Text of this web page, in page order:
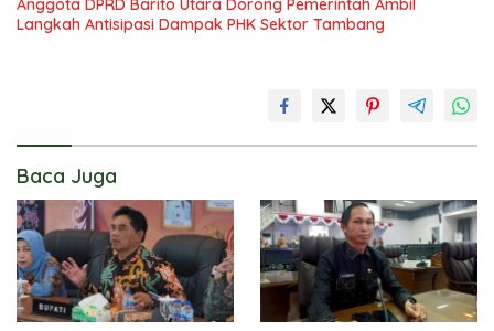
Anggota DPRD Barito Utara Dorong Pemerintah Ambil
Langkah Antisipasi Dampak PHK Sektor Tambang
Baca Juga